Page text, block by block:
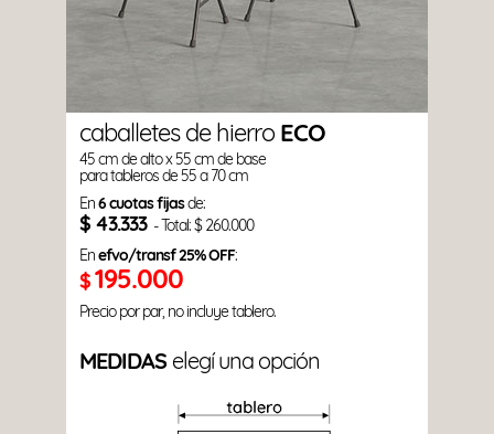
Preguntas frecuentes
caballetes de hierro ECO
45 cm de alto x 55 cm de base
para tableros de 55 a 70 cm
En6 cuotas fijasde:
$ 43.333 - Total: $ 260.000
Enefvo/transf 25% OFF:
$195.000
Precio por par, no incluye tablero.
MEDIDAS elegí una opción